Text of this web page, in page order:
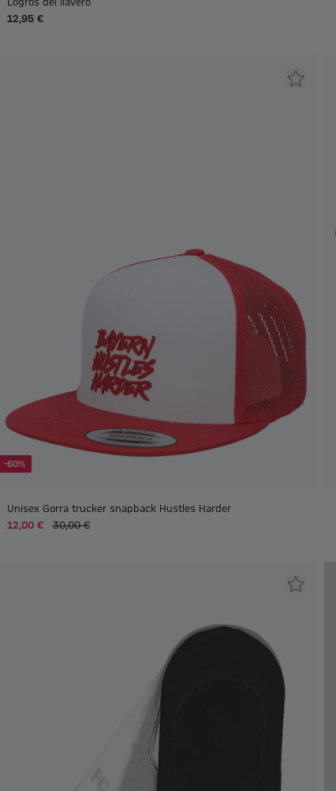
Logros del llavero
12,95 €
-60%
Unisex Gorra trucker snapback Hustles Harder
12,00 €
30,00 €